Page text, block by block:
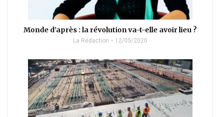
Monde d’après : la révolution va-t-elle avoir lieu ?
La Rédaction 12/05/2020